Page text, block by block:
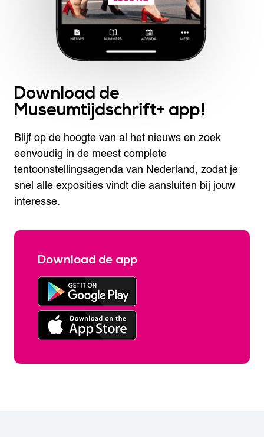
Download de
Museumtijdschrift+ app!
Blijf op de hoogte van al het nieuws en zoek
eenvoudig in de meest complete
tentoonstellingsagenda van Nederland, zodat je
snel alle exposities vindt die aansluiten bij jouw
interesse.
Download de app